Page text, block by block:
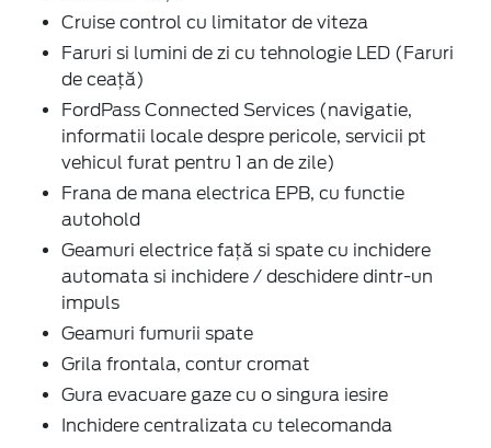
Cruise control cu limitator de viteza
Faruri si lumini de zi cu tehnologie LED (Faruri
de ceață)
FordPass Connected Services (navigatie,
informatii locale despre pericole, servicii pt
vehicul furat pentru 1 an de zile)
Frana de mana electrica EPB, cu functie
autohold
Geamuri electrice față si spate cu inchidere
automata si inchidere / deschidere dintr-un
impuls
Geamuri fumurii spate
Grila frontala, contur cromat
Gura evacuare gaze cu o singura iesire
Inchidere centralizata cu telecomanda